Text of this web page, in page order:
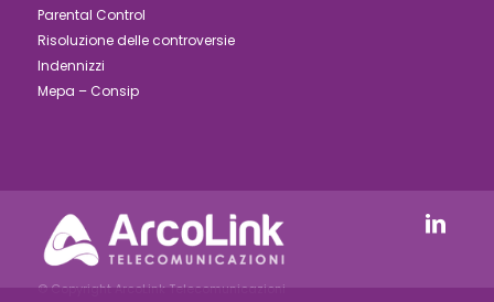
Parental Control
Risoluzione delle controversie
Indennizzi
Mepa – Consip
© Copyright ArcoLink Telecomunicazioni